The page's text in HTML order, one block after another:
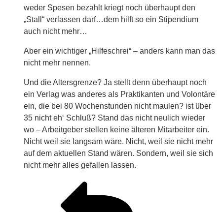
weder Spesen bezahlt kriegt noch überhaupt den
„Stall“ verlassen darf…dem hilft so ein Stipendium
auch nicht mehr…
Aber ein wichtiger „Hilfeschrei“ – anders kann man das
nicht mehr nennen.
Und die Altersgrenze? Ja stellt denn überhaupt noch
ein Verlag was anderes als Praktikanten und Volontäre
ein, die bei 80 Wochenstunden nicht maulen? ist über
35 nicht eh‘ Schluß? Stand das nicht neulich wieder
wo – Arbeitgeber stellen keine älteren Mitarbeiter ein.
Nicht weil sie langsam wäre. Nicht, weil sie nicht mehr
auf dem aktuellen Stand wären. Sondern, weil sie sich
nicht mehr alles gefallen lassen.